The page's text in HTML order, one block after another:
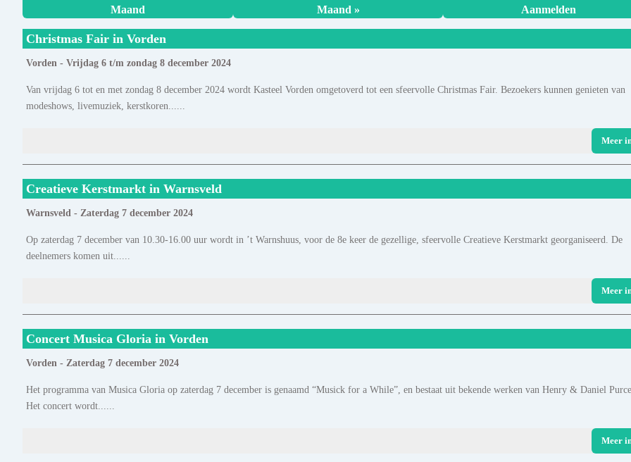
Maand
Maand »
Aanmelden
Christmas Fair in Vorden
Vorden - Vrijdag 6 t/m zondag 8 december 2024
Van vrijdag 6 tot en met zondag 8 december 2024 wordt Kasteel Vorden omgetoverd tot een sfeervolle Christmas Fair. Bezoekers kunnen genieten van
modeshows, livemuziek, kerstkoren......
Meer
Creatieve Kerstmarkt in Warnsveld
Warnsveld - Zaterdag 7 december 2024
Op zaterdag 7 december van 10.30-16.00 uur wordt in ’t Warnshuus, voor de 8e keer de gezellige, sfeervolle Creatieve Kerstmarkt georganiseerd. De
deelnemers komen uit......
Meer
Concert Musica Gloria in Vorden
Vorden - Zaterdag 7 december 2024
Het programma van Musica Gloria op zaterdag 7 december is genaamd “Musick for a While”, en bestaat uit bekende werken van Henry & Daniel
Het concert wordt......
Meer